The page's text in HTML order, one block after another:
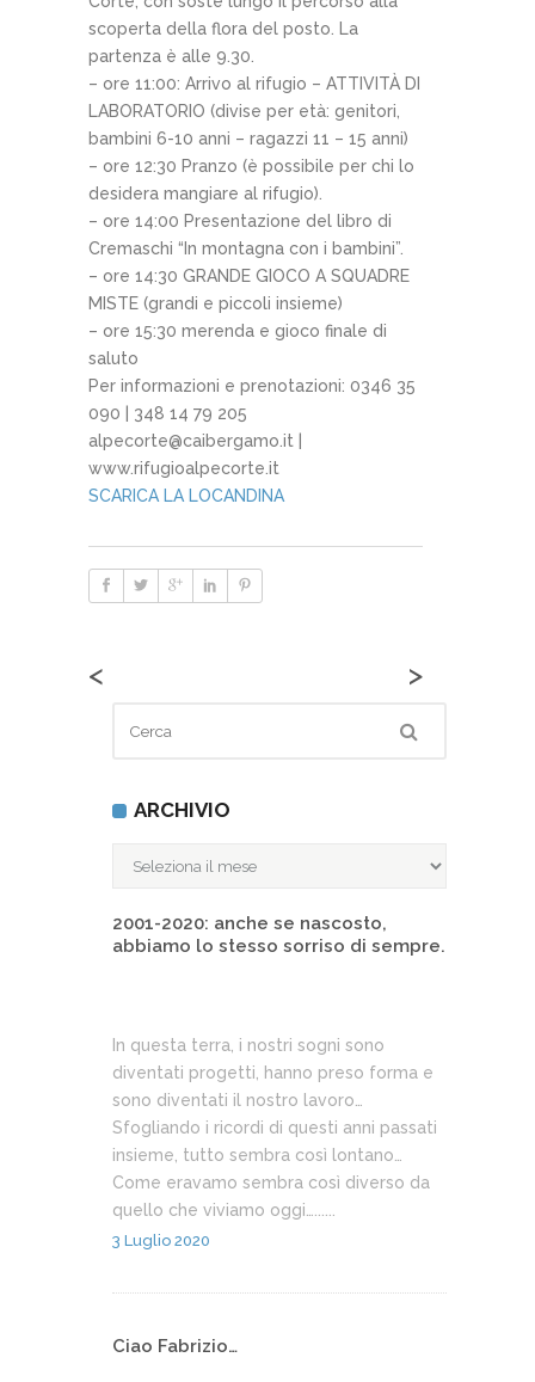
scoperta della flora del posto. La
partenza è alle 9.30.
– ore 11:00: Arrivo al rifugio – ATTIVITÀ DI
LABORATORIO (divise per età: genitori,
bambini 6-10 anni – ragazzi 11 – 15 anni)
– ore 12:30 Pranzo (è possibile per chi lo
desidera mangiare al rifugio).
– ore 14:00 Presentazione del libro di
Cremaschi “In montagna con i bambini”.
– ore 14:30 GRANDE GIOCO A SQUADRE
MISTE (grandi e piccoli insieme)
– ore 15:30 merenda e gioco finale di
saluto
Per informazioni e prenotazioni: 0346 35
090 | 348 14 79 205
alpecorte@caibergamo.it |
www.rifugioalpecorte.it
SCARICA LA LOCANDINA
< >
ARCHIVIO
2001-2020: anche se nascosto,
abbiamo lo stesso sorriso di sempre.
In questa terra, i nostri sogni sono
diventati progetti, hanno preso forma e
sono diventati il nostro lavoro…
Sfogliando i ricordi di questi anni passati
insieme, tutto sembra così lontano…
Come eravamo sembra così diverso da
quello che viviamo oggi…......
3 Luglio 2020
Ciao Fabrizio…